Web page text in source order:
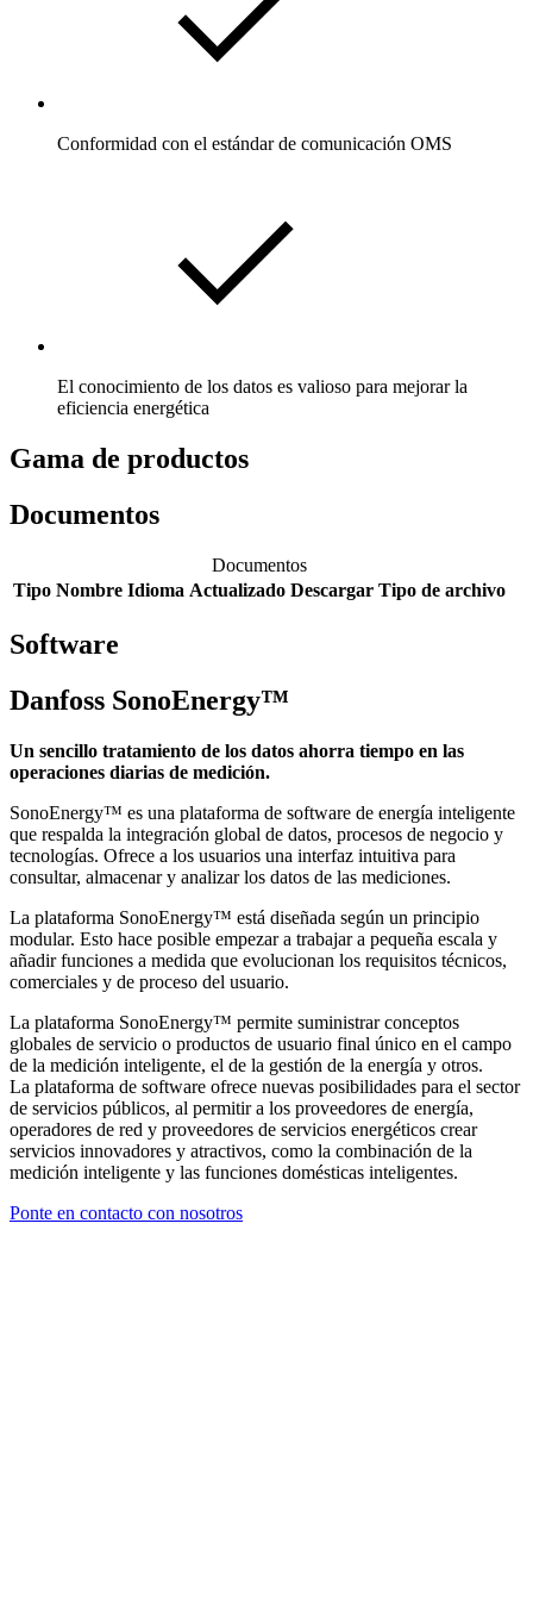
Conformidad con el estándar de comunicación OMS
El conocimiento de los datos es valioso para mejorar la
eficiencia energética
Gama de productos
Documentos
Documentos
Tipo Nombre Idioma Actualizado Descargar Tipo de archivo
Software
Danfoss SonoEnergy™
Un sencillo tratamiento de los datos ahorra tiempo en las
operaciones diarias de medición.
SonoEnergy™ es una plataforma de software de energía inteligente
que respalda la integración global de datos, procesos de negocio y
tecnologías. Ofrece a los usuarios una interfaz intuitiva para
consultar, almacenar y analizar los datos de las mediciones.
La plataforma SonoEnergy™ está diseñada según un principio
modular. Esto hace posible empezar a trabajar a pequeña escala y
añadir funciones a medida que evolucionan los requisitos técnicos,
comerciales y de proceso del usuario.
La plataforma SonoEnergy™ permite suministrar conceptos
globales de servicio o productos de usuario final único en el campo
de la medición inteligente, el de la gestión de la energía y otros.
La plataforma de software ofrece nuevas posibilidades para el sector
de servicios públicos, al permitir a los proveedores de energía,
operadores de red y proveedores de servicios energéticos crear
servicios innovadores y atractivos, como la combinación de la
medición inteligente y las funciones domésticas inteligentes.
Ponte en contacto con nosotros